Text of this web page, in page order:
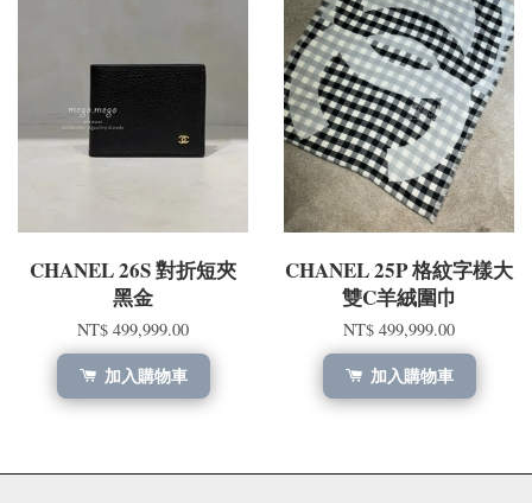
CHANEL 26S 對折短夾
黑金
NT$ 499,999.00
加入購物車
CHANEL 25P 格紋字樣大
雙C羊絨圍巾
NT$ 499,999.00
加入購物車